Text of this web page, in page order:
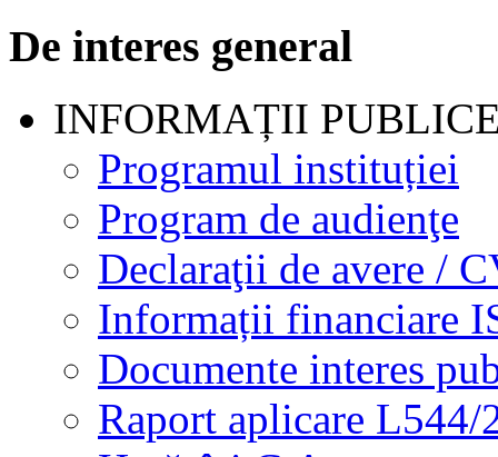
De interes general
INFORMAȚII
Programul instituției
Program de audienţe
Declaraţii de avere /
Informații financiare
Documente interes
Raport aplicare L544/